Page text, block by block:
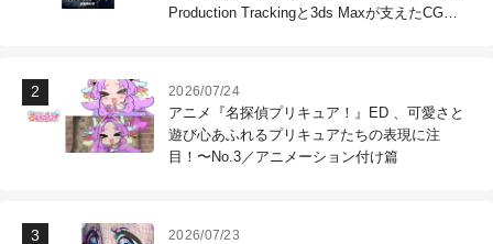
Production Trackingと3ds Maxが支えたCG制
2026/07/24
アニメ『名探偵プリキュア！』ED 、可愛さと
遊び心あふれるプリキュアたちの表現に注
目！〜No.3／アニメーション付け篇
2026/07/23